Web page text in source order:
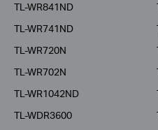
TL-WR841ND
TL-WR741ND
TL-WR720N
TL-WR702N
TL-WR1042ND
TL-WDR3600